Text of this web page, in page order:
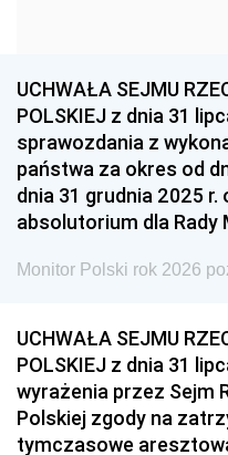
1939
1936
UCHWAŁA SEJMU
POLSKIEJ z dnia 31
sprawozdania z
państwa za okres od
dnia 31 grudnia 2025
absolutorium dla Rady
Monitor Polski rok 2026
UCHWAŁA SEJMU
POLSKIEJ z dnia 31
wyrażenia przez Sejm
Polskiej zgody na
tymczasowe